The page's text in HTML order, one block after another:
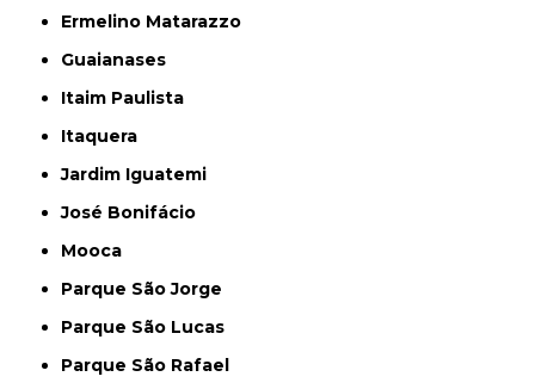
Ermelino Matarazzo
Guaianases
Itaim Paulista
Itaquera
Jardim Iguatemi
José Bonifácio
Mooca
Parque São Jorge
Parque São Lucas
Parque São Rafael